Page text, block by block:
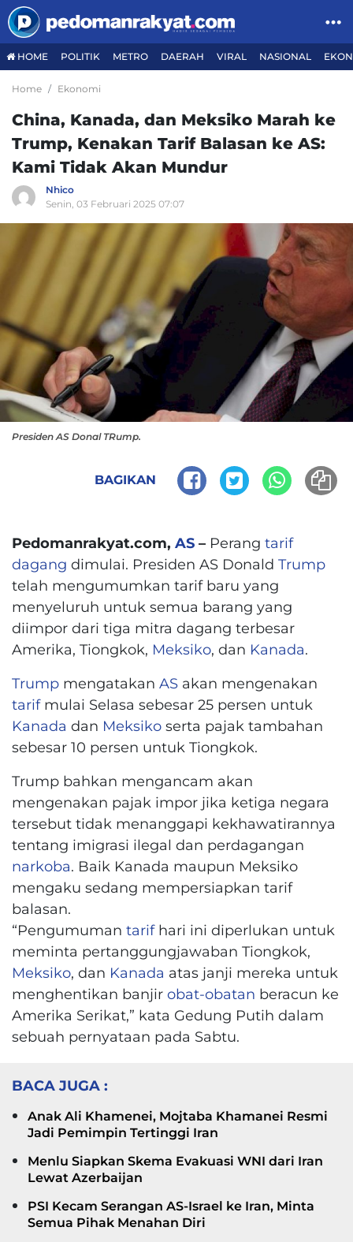
HOME POLITIK METRO DAERAH VIRAL NASIONAL
Home Ekonomi
China, Kanada, dan Meksiko Marah ke
Trump, Kenakan Tarif Balasan ke AS:
Kami Tidak Akan Mundur
Nhico
Senin, 03 Februari 2025 07:07
Presiden AS Donal TRump.
BAGIKAN
Pedomanrakyat.com, AS – Perang tarif
dagang dimulai. Presiden AS Donald Trump
telah mengumumkan tarif baru yang
menyeluruh untuk semua barang yang
diimpor dari tiga mitra dagang terbesar
Amerika, Tiongkok, Meksiko, dan Kanada.
Trump mengatakan AS akan mengenakan
tarifmulai Selasa sebesar 25 persen untuk
Kanada dan Meksiko serta pajak tambahan
sebesar 10 persen untuk Tiongkok.
Trump bahkan mengancam akan
mengenakan pajak impor jika ketiga negara
tersebut tidak menanggapi kekhawatirannya
tentang imigrasi ilegal dan perdagangan
narkoba. Baik Kanada maupun Meksiko
mengaku sedang mempersiapkan tarif
balasan.
“Pengumuman tarifhari ini diperlukan untuk
meminta pertanggungjawaban Tiongkok,
Meksiko, dan Kanada atas janji mereka untuk
menghentikan banjir obat-obatan beracun ke
Amerika Serikat,” kata Gedung Putih dalam
sebuah pernyataan pada Sabtu.
BACA JUGA :
Anak Ali Khamenei, Mojtaba Khamanei Resmi
Jadi Pemimpin Tertinggi Iran
Menlu Siapkan Skema Evakuasi WNI dari Iran
Lewat Azerbaijan
PSI Kecam Serangan AS-Israel ke Iran, Minta
Semua Pihak Menahan Diri